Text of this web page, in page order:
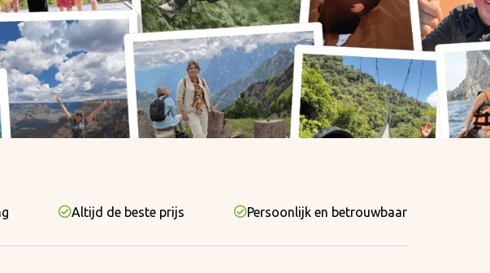
Altijd de beste prijs Persoonlijk en betrouwbaar